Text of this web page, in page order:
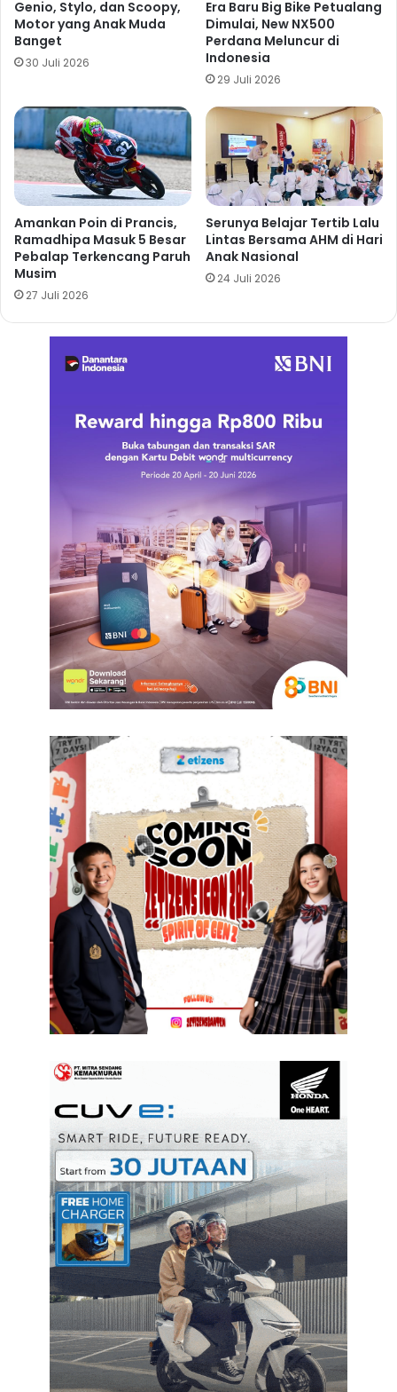
Genio, Stylo, dan Scoopy,
Motor yang Anak Muda
Banget
30 Juli 2026
Era Baru Big Bike Petualang
Dimulai, New NX500
Perdana Meluncur di
Indonesia
29 Juli 2026
Amankan Poin di Prancis,
Ramadhipa Masuk 5 Besar
Pebalap Terkencang Paruh
Musim
27 Juli 2026
Serunya Belajar Tertib Lalu
Lintas Bersama AHM di Hari
Anak Nasional
24 Juli 2026